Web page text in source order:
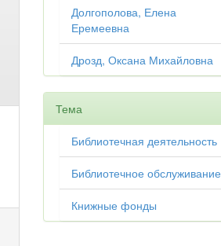
Долгополова, Елена
Еремеевна
Дрозд, Оксана Михайловна
Тема
Библиотечная деятельность
Библиотечное обслуживание
Книжные фонды